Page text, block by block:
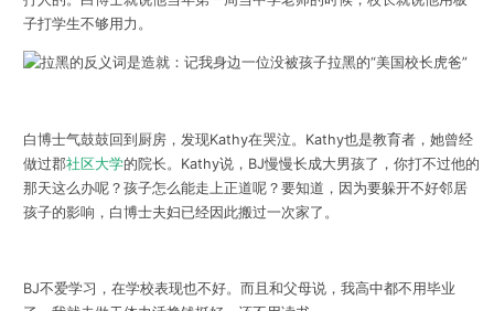
子打学生不够用力。
白博士气鼓鼓回到厨房，发现Kathy在哭泣。Kathy也是教育者，她曾经
做过郡社区大学的院长。Kathy说，BJ慢慢长成大男孩了，你打不过他的
那天这么办呢？孩子怎么能走上正道呢？要知道，因为要躲开不好邻居
孩子的影响，白博士夫妇已经因此搬过一次家了。
BJ不爱学习，在学校表现也不好。而且和父母说，我高中都不用毕业